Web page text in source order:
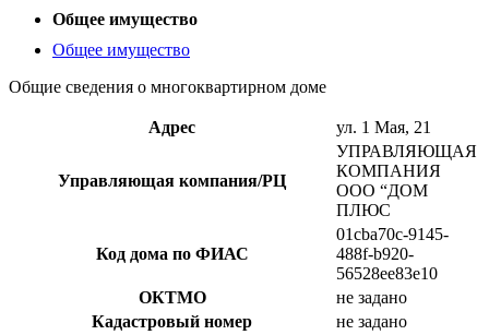
Общее имущество
Общее имущество
Общие сведения о многоквартирном доме
Адрес ул. 1 Мая, 21
Управляющая компания/РЦ
УПРАВЛЯЮЩАЯ
КОМПАНИЯ
ООО “ДОМ
ПЛЮС
Код дома по ФИАС
01cba70c-9145-
488f-b920-
56528ee83e10
ОКТМО
не задано
Кадастровый номер
не задано